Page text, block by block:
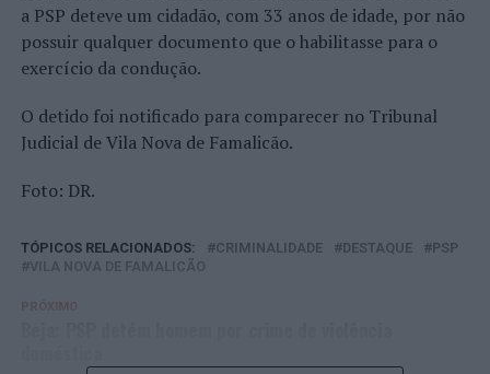
a PSP deteve um cidadão, com 33 anos de idade, por não
possuir qualquer documento que o habilitasse para o
exercício da condução.
O detido foi notificado para comparecer no Tribunal
Judicial de Vila Nova de Famalicão.
Foto: DR.
TÓPICOS RELACIONADOS: CRIMINALIDADE DESTAQUE
PSP
VILA NOVA DE FAMALICÃO